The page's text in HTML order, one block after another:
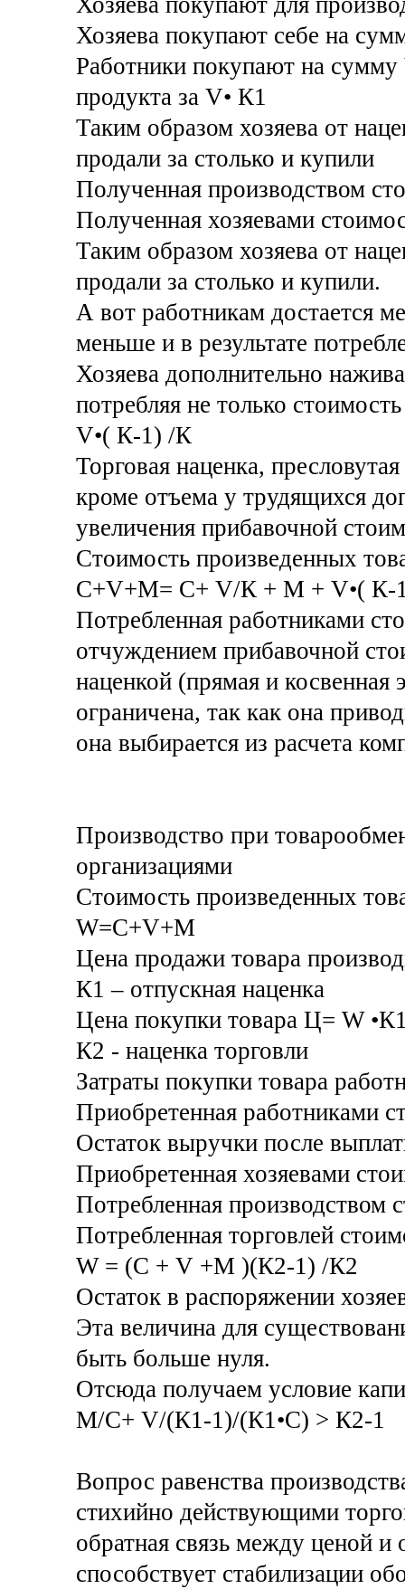
Хозяева покупают себе на
Работники покупают на сумму
продукта за V• К1
Таким образом хозяева от
продали за столько и купили
Полученная производством
Полученная хозяевами
Таким образом хозяева от
продали за столько и купили.
А вот работникам достается
меньше и в результате
Хозяева дополнительно
потребляя не только
V•( К-1) /К
Торговая наценка,
кроме отъема у трудящихся
увеличения прибавочной
Стоимость произведенных
C+V+M= C+ V/К + М + V•( К-
Потребленная работниками
отчуждением прибавочной
наценкой (прямая и косвенная
ограничена, так как она
она выбирается из расчета
Производство при
организациями
Стоимость произведенных
W=C+V+M
Цена продажи товара
К1 – отпускная наценка
Цена покупки товара Ц= W
К2 - наценка торговли
Затраты покупки товара
Приобретенная работниками
Остаток выручки после
Приобретенная хозяевами
Потребленная производством
Потребленная торговлей
W = (С + V +M )(К2-1) /К2
Остаток в распоряжении
Эта величина для
быть больше нуля.
Отсюда получаем условие
М/С+ V/(К1-1)/(К1•С) ˃ К2-1
Вопрос равенства
стихийно действующими
обратная связь между ценой
способствует стабилизации